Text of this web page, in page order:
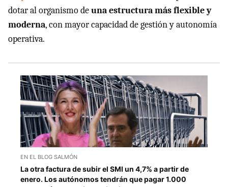
dotar al organismo deuna estructura más flexible y
moderna, con mayor capacidad de gestión y autonomía
operativa.
EN EL BLOG SALMÓN
La otra factura de subir el SMI un 4,7% a partir de
enero. Los autónomos tendrán que pagar 1.000